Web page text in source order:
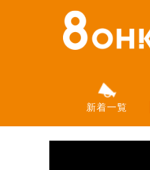
新着一覧